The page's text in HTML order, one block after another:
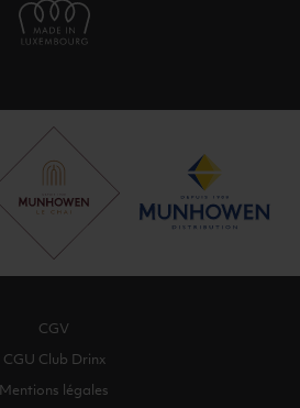
CGV
CGU Club Drinx
Mentions légales